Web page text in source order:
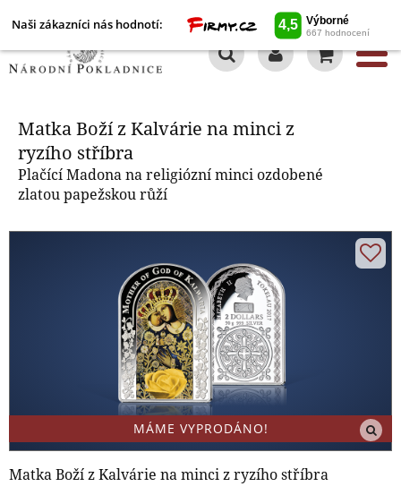
Naši zákazníci nás hodnotí:
Matka Boží z Kalvárie na minci z
ryzího stříbra
Plačící Madona na religiózní minci ozdobené
zlatou papežskou růží
MÁME VYPRODÁNO!
Matka Boží z Kalvárie na minci z ryzího stříbra
Matka Boží z Kalvárie na minci z